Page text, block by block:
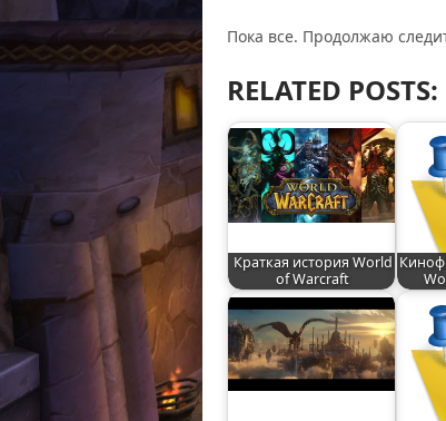
Пока все. Продолжаю
RELATED POSTS:
Краткая история World
of Warcraft